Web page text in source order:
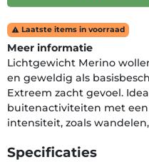
 Laatste items in voorraad
Meer informatie
Lichtgewicht Merino
en geweldig als
Extreem zacht gevoel.
buitenactiviteiten met
intensiteit, zoals
Specificaties